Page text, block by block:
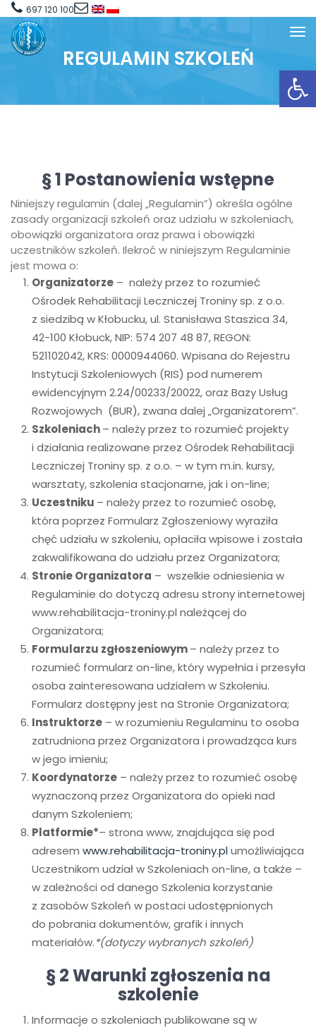
Open toolbar
697 120 100
REGULAMIN SZKOLEŃ
§ 1 Postanowienia wstępne
Niniejszy regulamin (dalej „Regulamin”) określa ogólne
zasady organizacji szkoleń oraz udziału w szkoleniach,
obowiązki organizatora oraz prawa i obowiązki
uczestników szkoleń. Ilekroć w niniejszym Regulaminie
jest mowa o:
Organizatorze – należy przez to rozumieć
Ośrodek Rehabilitacji Leczniczej Troniny sp. z o.o.
z siedzibą w Kłobucku, ul. Stanisława Staszica 34,
42-100 Kłobuck, NIP: 574 207 48 87, REGON:
521102042, KRS: 0000944060. Wpisana do Rejestru
Instytucji Szkoleniowych (RIS) pod numerem
ewidencyjnym 2.24/00233/20022, oraz Bazy Usług
Rozwojowych (BUR), zwana dalej „Organizatorem”.
Szkoleniach– należy przez to rozumieć projekty
i działania realizowane przez Ośrodek Rehabilitacji
Leczniczej Troniny sp. z o.o. – w tym m.in. kursy,
warsztaty, szkolenia stacjonarne, jak i on-line;
Uczestniku – należy przez to rozumieć osobę,
która poprzez Formularz Zgłoszeniowy wyraziła
chęć udziału w szkoleniu, opłaciła wpisowe i została
zakwalifikowana do udziału przez Organizatora;
Stronie Organizatora – wszelkie odniesienia w
Regulaminie do dotyczą adresu strony internetowej
www.rehabilitacja-troniny.pl należącej do
Organizatora;
Formularzu zgłoszeniowym– należy przez to
rozumieć formularz on-line, który wypełnia i przesyła
osoba zainteresowana udziałem w Szkoleniu.
Formularz dostępny jest na Stronie Organizatora;
Instruktorze – w rozumieniu Regulaminu to osoba
zatrudniona przez Organizatora i prowadząca kurs
w jego imieniu;
Koordynatorze – należy przez to rozumieć osobę
wyznaczoną przez Organizatora do opieki nad
danym Szkoleniem;
Platformie*– strona www, znajdująca się pod
adresem www.rehabilitacja-troniny.plumożliwiająca
Uczestnikom udział w Szkoleniach on-line, a także –
w zależności od danego Szkolenia korzystanie
z zasobów Szkoleń w postaci udostępnionych
do pobrania dokumentów, grafik i innych
materiałów.*(dotyczy wybranych szkoleń)
§ 2Warunki zgłoszenia na
szkolenie
Informacje o szkoleniach publikowane są w